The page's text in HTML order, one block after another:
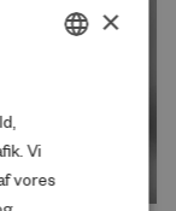
×
Vi
vores